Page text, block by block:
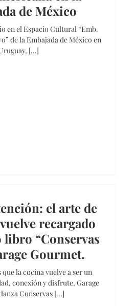
de México
en el Espacio Cultural “Emb.
de la Embajada de México en
[...]
el arte de
recargado
libro “Conservas
Gourmet.
la cocina vuelve a ser un
conexión y disfrute, Garage
Conservas [...]